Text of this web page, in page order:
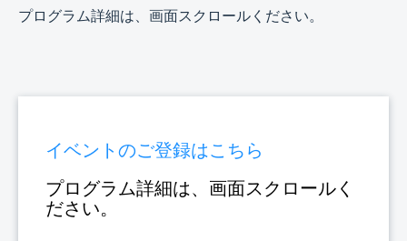
プログラム詳細は、画面スクロールください。
イベントのご登録はこちら
プログラム詳細は、画面スクロールく
ださい。